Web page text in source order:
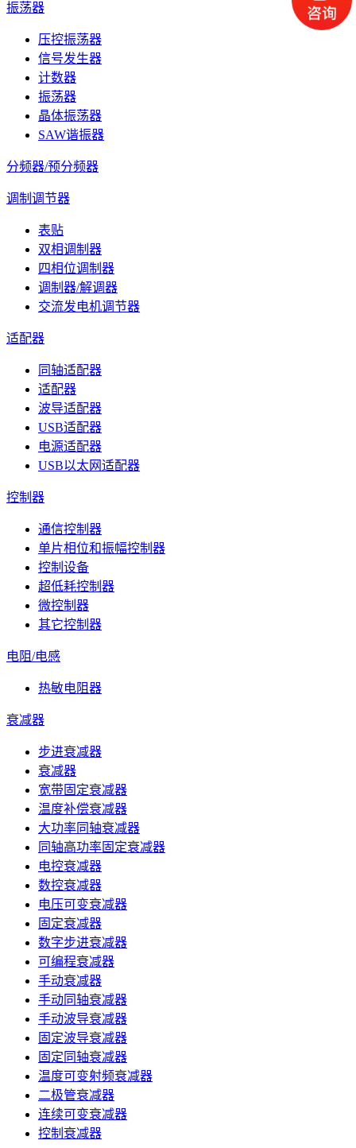
振荡器
压控振荡器
信号发生器
计数器
振荡器
晶体振荡器
SAW谐振器
分频器/预分频器
调制调节器
表贴
双相调制器
四相位调制器
调制器/解调器
交流发电机调节器
适配器
同轴适配器
适配器
波导适配器
USB适配器
电源适配器
USB以太网适配器
控制器
通信控制器
单片相位和振幅控制器
控制设备
超低耗控制器
微控制器
其它控制器
电阻/电感
热敏电阻器
衰减器
步进衰减器
衰减器
宽带固定衰减器
温度补偿衰减器
大功率同轴衰减器
同轴高功率固定衰减器
电控衰减器
数控衰减器
电压可变衰减器
固定衰减器
数字步进衰减器
可编程衰减器
手动衰减器
手动同轴衰减器
手动波导衰减器
固定波导衰减器
固定同轴衰减器
温度可变射频衰减器
二极管衰减器
连续可变衰减器
控制衰减器